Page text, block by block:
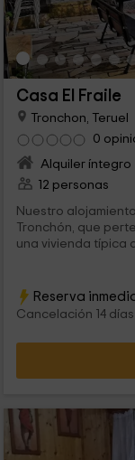
Casa El Fraile
Tronchon, Teruel
0
Alquiler íntegro
12 personas
Nuestro
Tronchón, que
una vivienda típica
Reserva
Cancelación 14